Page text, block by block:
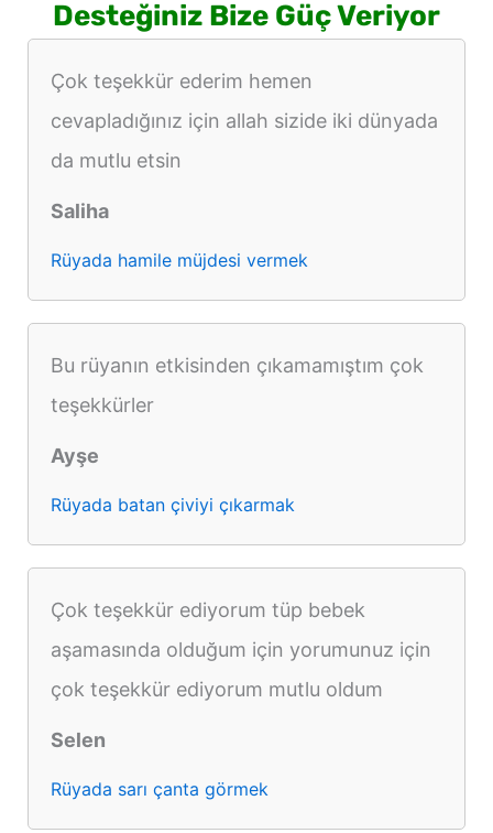
Desteğiniz Bize Güç Veriyor
Çok teşekkür ederim hemen
cevapladığınız için allah sizide iki dünyada
da mutlu etsin
Saliha
Rüyada hamile müjdesi vermek
Bu rüyanın etkisinden çıkamamıştım çok
teşekkürler
Ayşe
Rüyada batan çiviyi çıkarmak
Çok teşekkür ediyorum tüp bebek
aşamasında olduğum için yorumunuz için
çok teşekkür ediyorum mutlu oldum
Selen
Rüyada sarı çanta görmek